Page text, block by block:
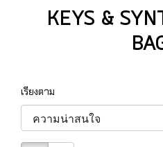
KEYS &
เรียงตาม